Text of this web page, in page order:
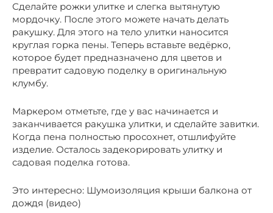
Сделайте рожки улитке и слегка вытянутую
мордочку. После этого можете начать делать
ракушку. Для этого на тело улитки наносится
круглая горка пены. Теперь вставьте ведёрко,
которое будет предназначено для цветов и
превратит садовую поделку в оригинальную
клумбу.
Маркером отметьте, где у вас начинается и
заканчивается ракушка улитки, и сделайте завитки.
Когда пена полностью просохнет, отшлифуйте
изделие. Осталось задекорировать улитку и
садовая поделка готова.
Это интересно: Шумоизоляция крыши балкона от
дождя (видео)